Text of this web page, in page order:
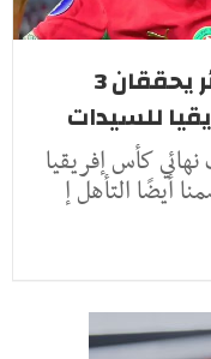
إنجاز تاريخي.. المغرب والجزائر يحققان 3
للسيدات
كأس إفريقيا
أيضًا التأهل إ